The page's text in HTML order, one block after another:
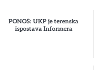
PONOŠ: UKP je terenska
ispostava Informera